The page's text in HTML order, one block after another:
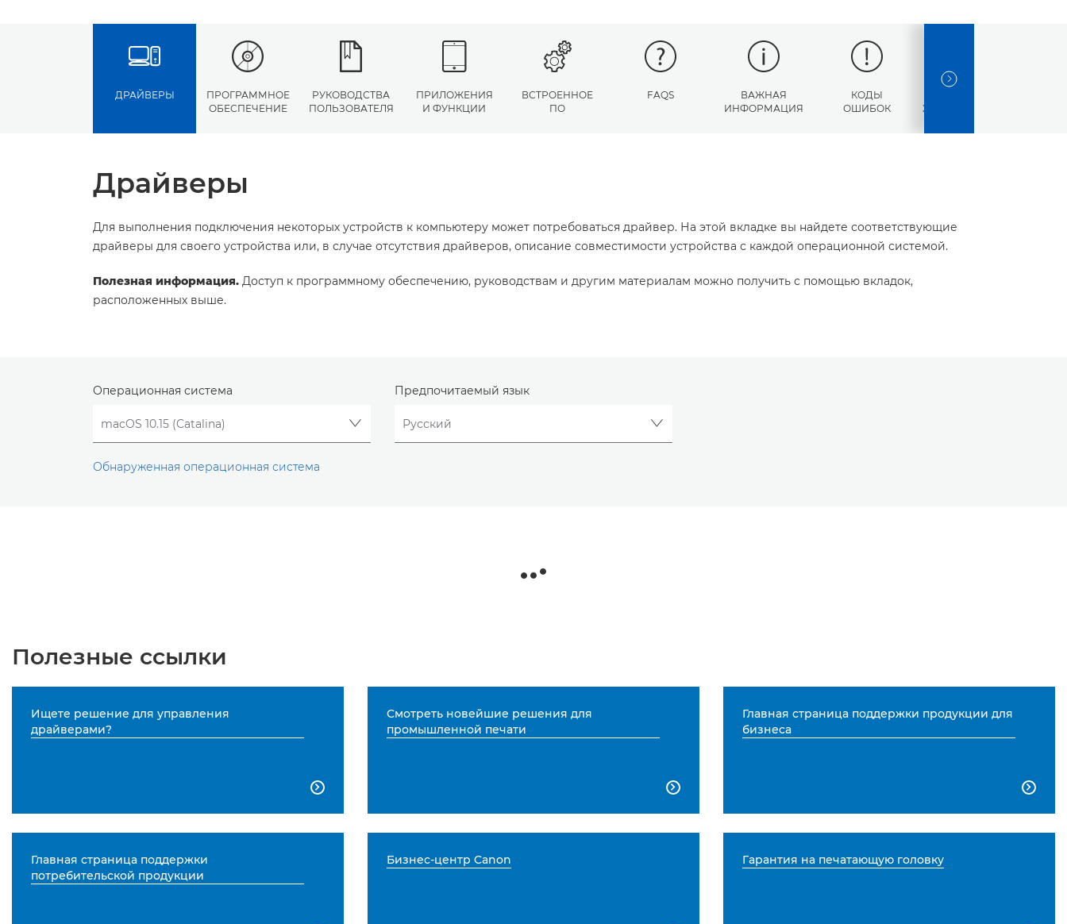
ДРАЙВЕРЫ
ПРОГРАММНОЕ
ОБЕСПЕЧЕНИЕ
РУКОВОДСТВА
ПОЛЬЗОВАТЕЛЯ
ПРИЛОЖЕНИЯ
И ФУНКЦИИ
ВСТРОЕННОЕ
ПО
FAQS
ВАЖНАЯ
ИНФОРМАЦИЯ
КОДЫ
ОШИБОК
ХАРАКТЕРИСТИКИ
NEXT SLIDE
Драйверы
Для выполнения подключения некоторых устройств к компьютеру может потребоваться драйвер. На этой вкладке вы найдете соответствующие
драйверы для своего устройства или, в случае отсутствия драйверов, описание совместимости устройства с каждой операционной системой.
Полезная информация. Доступ к программному обеспечению, руководствам и другим материалам можно получить с помощью вкладок,
расположенных выше.
Операционная система
Обнаруженная операционная система
Предпочитаемый язык
Полезные ссылки
Ищете решение для управления
драйверами?

Смотреть новейшие решения для
промышленной печати

Главная страница поддержки продукции для
бизнеса

Главная страница поддержки
потребительской продукции
Бизнес-центр Canon Гарантия на печатающую головку